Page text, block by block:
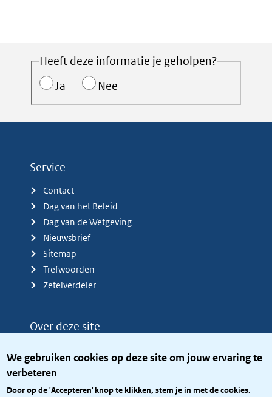
We gebruiken cookies op deze site om jouw ervaring te
verbeteren
Door op de 'Accepteren' knop te klikken, stem je in met de cookies.
Heeft deze informatie je geholpen?
Ja
Nee
Service
Contact
Dag van het Beleid
Dag van de Wetgeving
Nieuwsbrief
Sitemap
Trefwoorden
Zetelverdeler
Over deze site
Privacy